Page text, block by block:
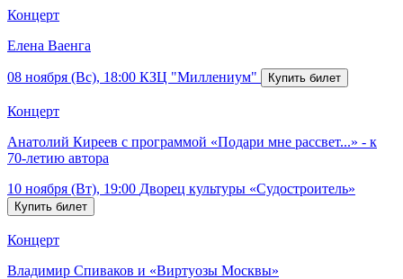
Концерт
Елена Ваенга
08 ноября (Вс), 18:00 КЗЦ "Миллениум"
Концерт
Анатолий Киреев с программой «Подари мне рассвет...» - к
70-летию автора
10 ноября (Вт), 19:00 Дворец культуры «Судостроитель»
Концерт
Владимир Спиваков и «Виртуозы Москвы»